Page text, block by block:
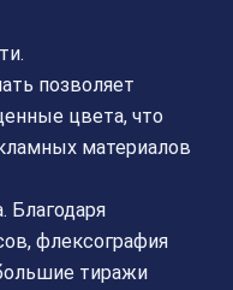
позволяет
цвета, что
материалов
Благодаря
флексография
тиражи